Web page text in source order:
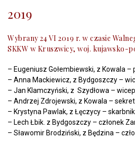
2019
Wybrany 24 VI 2019 r. w czasie
SKKW w Kruszwicy, woj. kujawsko-
– Eugeniusz Gołembiewski, z Kowala –
– Anna Mackiewicz, z Bydgoszczy –
– Jan Klamczyński, z Szydłowa –
– Andrzej Zdrojewski, z Kowala –
– Krystyna Pawlak, z Łęczycy – skarbnik
– Lech Łbik. z Bydgoszczy – członek
– Sławomir Brodziński, z Będzina –